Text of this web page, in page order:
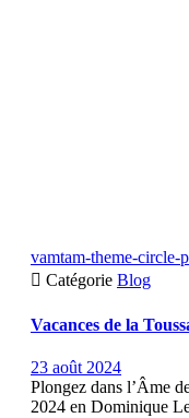
vamtam-theme-circle-
 Catégorie Blog
Vacances de la
23 août 2024
Plongez dans l’Âme
2024 en Dominique